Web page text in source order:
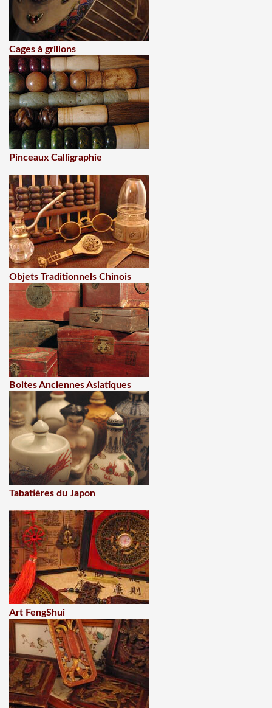
Cages à grillons
Pinceaux Calligraphie
Objets Traditionnels Chinois
Boites Anciennes Asiatiques
Tabatières du Japon
Art FengShui